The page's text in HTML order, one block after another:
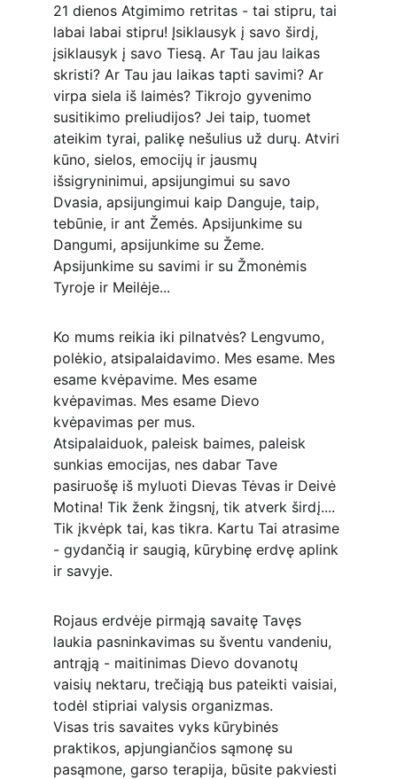
21 dienos Atgimimo retritas - tai stipru, tai
labai labai stipru! Įsiklausyk į savo širdį,
įsiklausyk į savo Tiesą. Ar Tau jau laikas
skristi? Ar Tau jau laikas tapti savimi? Ar
virpa siela iš laimės? Tikrojo gyvenimo
susitikimo preliudijos? Jei taip, tuomet
ateikim tyrai, palikę nešulius už durų. Atviri
kūno, sielos, emocijų ir jausmų
išsigryninimui, apsijungimui su savo
Dvasia, apsijungimui kaip Danguje, taip,
tebūnie, ir ant Žemės. Apsijunkime su
Dangumi, apsijunkime su Žeme.
Apsijunkime su savimi ir su Žmonėmis
Tyroje ir Meilėje...
Ko mums reikia iki pilnatvės? Lengvumo,
polėkio, atsipalaidavimo. Mes esame. Mes
esame kvėpavime. Mes esame
kvėpavimas. Mes esame Dievo
kvėpavimas per mus.
Atsipalaiduok, paleisk baimes, paleisk
sunkias emocijas, nes dabar Tave
pasiruošę iš myluoti Dievas Tėvas ir Deivė
Motina! Tik ženk žingsnį, tik atverk širdį....
Tik įkvėpk tai, kas tikra. Kartu Tai atrasime
- gydančią ir saugią, kūrybinę erdvę aplink
ir savyje.
Rojaus erdvėje pirmąją savaitę Tavęs
laukia pasninkavimas su šventu vandeniu,
antrąją - maitinimas Dievo dovanotų
vaisių nektaru, trečiąją bus pateikti vaisiai,
todėl stipriai valysis organizmas.
Visas tris savaites vyks kūrybinės
praktikos, apjungiančios sąmonę su
pasąmone, garso terapija, būsite pakviesti